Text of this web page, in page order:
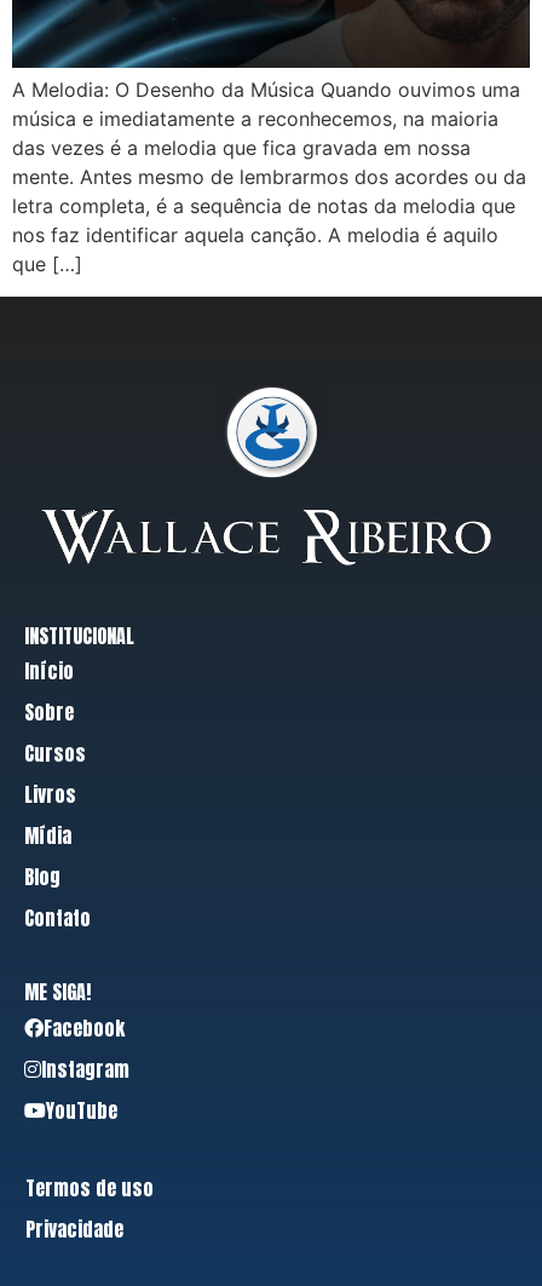
A Melodia: O Desenho da Música Quando ouvimos uma
música e imediatamente a reconhecemos, na maioria
das vezes é a melodia que fica gravada em nossa
mente. Antes mesmo de lembrarmos dos acordes ou da
letra completa, é a sequência de notas da melodia que
nos faz identificar aquela canção. A melodia é aquilo
que […]
INSTITUCIONAL
Início
Sobre
Cursos
Livros
Mídia
Blog
Contato
ME SIGA!
Facebook
Instagram
YouTube
Termos de uso
Privacidade